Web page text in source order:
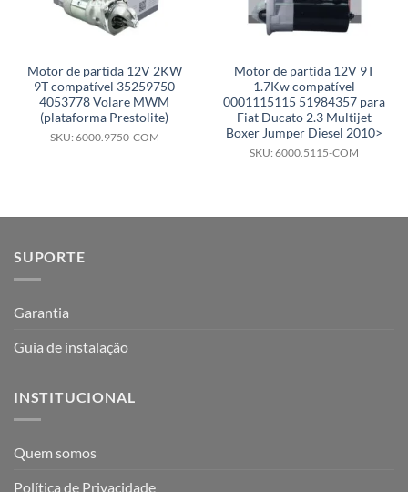
Motor de partida 12V 2KW
9T compatível 35259750
4053778 Volare MWM
(plataforma Prestolite)
SKU: 6000.9750-COM
Motor de partida 12V 9T
1.7Kw compatível
0001115115 51984357 para
Fiat Ducato 2.3 Multijet
Boxer Jumper Diesel 2010>
SKU: 6000.5115-COM
SUPORTE
Garantia
Guia de instalação
INSTITUCIONAL
Quem somos
Política de Privacidade